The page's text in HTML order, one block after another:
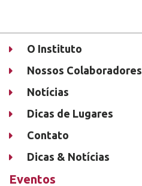
O Instituto
Nossos Colaboradores
Notícias
Dicas de Lugares
Contato
Dicas & Notícias
Eventos